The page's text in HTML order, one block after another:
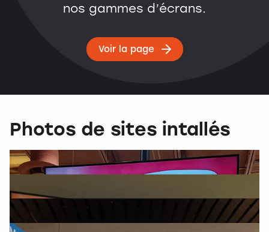
nos gammes d’écrans.
Voir la page
Photos de sites intallés